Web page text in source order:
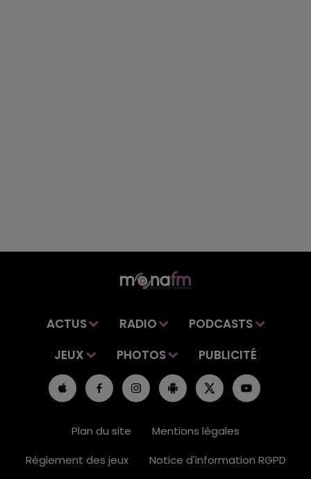
ACTUS RADIO
PODCASTS
JEUX
PHOTOS PUBLICITÉ
Plan du site
Mentions légales
Règlement des jeux
Notice d'information RGPD